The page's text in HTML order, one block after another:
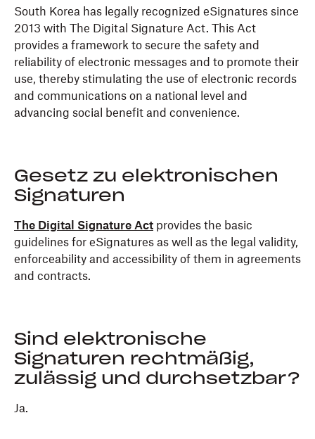
South Korea has legally recognized eSignatures since
2013 with The Digital Signature Act. This Act
provides a framework to secure the safety and
reliability of electronic messages and to promote their
use, thereby stimulating the use of electronic records
and communications on a national level and
advancing social benefit and convenience.
Gesetz zu elektronischen
Signaturen
The Digital Signature Act provides the basic
guidelines for eSignatures as well as the legal validity,
enforceability and accessibility of them in agreements
and contracts.
Sind elektronische
Signaturen rechtmäßig,
zulässig und durchsetzbar?
Ja.